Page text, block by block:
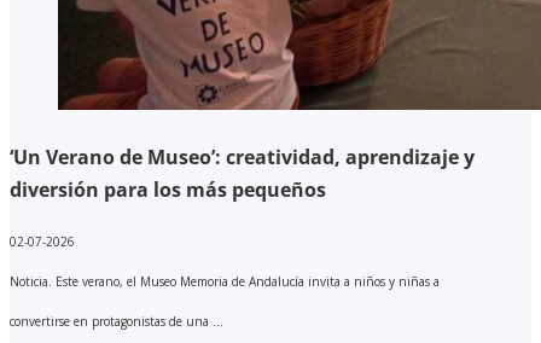
‘Un Verano de Museo’: creatividad, aprendizaje y
diversión para los más pequeños
02-07-2026
Noticia. Este verano, el Museo Memoria de Andalucía invita a niños y niñas a
convertirse en protagonistas de una ...